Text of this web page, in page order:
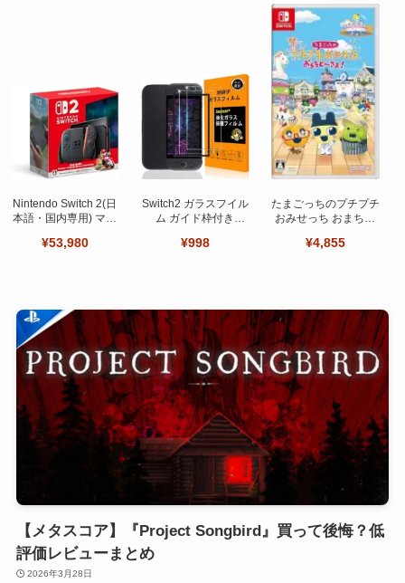
Nintendo Switch 2(日
本語・国内専用) マリ
ット
¥53,980
Switch2 ガラスフイル
ム ガイド枠付き
ット 日本旭硝子製-高
¥998
たまごっちのプチプチ
おみせっち おまちど
¥4,855
【メタスコア】『Project Songbird』買って後悔？低
評価レビューまとめ
2026年3月28日